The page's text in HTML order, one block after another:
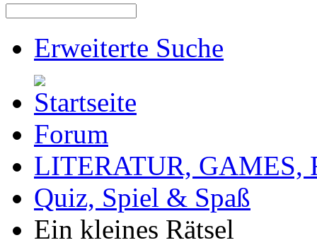
Erweiterte Suche
Forum
LITERATUR, GAMES,
Quiz, Spiel & Spaß
Ein kleines Rätsel